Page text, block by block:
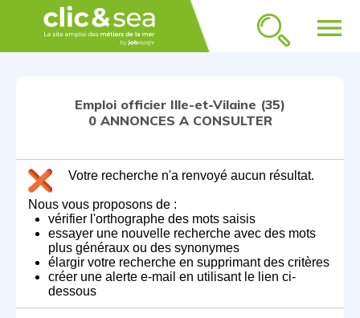
menu
Emploi officier Ille-et-Vilaine (35)
0 ANNONCES A CONSULTER
Votre recherche n'a renvoyé aucun résultat.
Nous vous proposons de :
vérifier l'orthographe des mots saisis
essayer une nouvelle recherche avec des mots
plus généraux ou des synonymes
élargir votre recherche en supprimant des critères
créer une alerte e-mail en utilisant le lien ci-
dessous